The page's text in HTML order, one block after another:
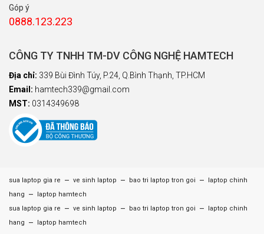
Góp ý
0888.123.223
CÔNG TY TNHH TM-DV CÔNG NGHỆ HAMTECH
Địa chỉ: 339 Bùi Đình Túy, P.24, Q.Bình Thạnh, TP.HCM
Email: hamtech339@gmail.com
MST: 0314349698
sua laptop gia re – ve sinh laptop – bao tri laptop tron goi –
laptop chinh
hang
–
laptop hamtech
sua laptop gia re
– ve sinh laptop – bao tri laptop tron goi –
laptop chinh
hang
–
laptop hamtech